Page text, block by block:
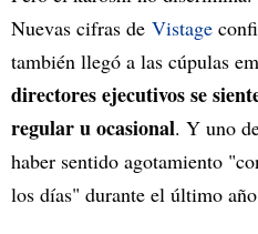
Nuevas cifras de Vistage
también llegó a las cúpulas
directores ejecutivos se
regular u ocasional. Y uno
haber sentido agotamiento
los días" durante el último